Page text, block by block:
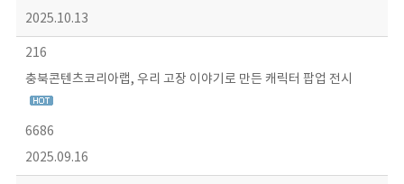
2025.10.13
216
충북콘텐츠코리아랩, 우리 고장 이야기로 만든 캐릭터 팝업 전시
6686
2025.09.16